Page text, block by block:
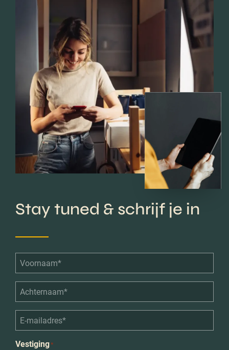
Stay tuned & schrijf je in
Voornaam*
Achternaam*
E-
mailadres*
Vestiging*